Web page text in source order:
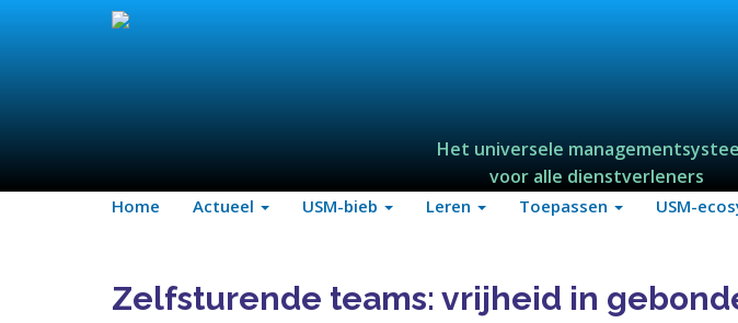
Het universele
voor alle dienstverleners
Home Actueel USM-bieb Leren Toepassen USM-
Zelfsturende teams: vrijheid in